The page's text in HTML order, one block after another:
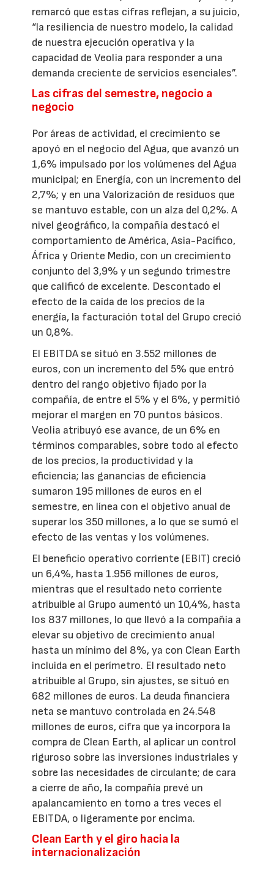
remarcó que estas cifras reflejan, a su juicio,
“la resiliencia de nuestro modelo, la calidad
de nuestra ejecución operativa y la
capacidad de Veolia para responder a una
demanda creciente de servicios esenciales”.
Las cifras del semestre, negocio a
negocio
Por áreas de actividad, el crecimiento se
apoyó en el negocio del Agua, que avanzó un
1,6% impulsado por los volúmenes del Agua
municipal; en Energía, con un incremento del
2,7%; y en una Valorización de residuos que
se mantuvo estable, con un alza del 0,2%. A
nivel geográfico, la compañía destacó el
comportamiento de América, Asia-Pacífico,
África y Oriente Medio, con un crecimiento
conjunto del 3,9% y un segundo trimestre
que calificó de excelente. Descontado el
efecto de la caída de los precios de la
energía, la facturación total del Grupo creció
un 0,8%.
El EBITDA se situó en 3.552 millones de
euros, con un incremento del 5% que entró
dentro del rango objetivo fijado por la
compañía, de entre el 5% y el 6%, y permitió
mejorar el margen en 70 puntos básicos.
Veolia atribuyó ese avance, de un 6% en
términos comparables, sobre todo al efecto
de los precios, la productividad y la
eficiencia; las ganancias de eficiencia
sumaron 195 millones de euros en el
semestre, en línea con el objetivo anual de
superar los 350 millones, a lo que se sumó el
efecto de las ventas y los volúmenes.
El beneficio operativo corriente (EBIT) creció
un 6,4%, hasta 1.956 millones de euros,
mientras que el resultado neto corriente
atribuible al Grupo aumentó un 10,4%, hasta
los 837 millones, lo que llevó a la compañía a
elevar su objetivo de crecimiento anual
hasta un mínimo del 8%, ya con Clean Earth
incluida en el perímetro. El resultado neto
atribuible al Grupo, sin ajustes, se situó en
682 millones de euros. La deuda financiera
neta se mantuvo controlada en 24.548
millones de euros, cifra que ya incorpora la
compra de Clean Earth, al aplicar un control
riguroso sobre las inversiones industriales y
sobre las necesidades de circulante; de cara
a cierre de año, la compañía prevé un
apalancamiento en torno a tres veces el
EBITDA, o ligeramente por encima.
Clean Earth y el giro hacia la
internacionalización